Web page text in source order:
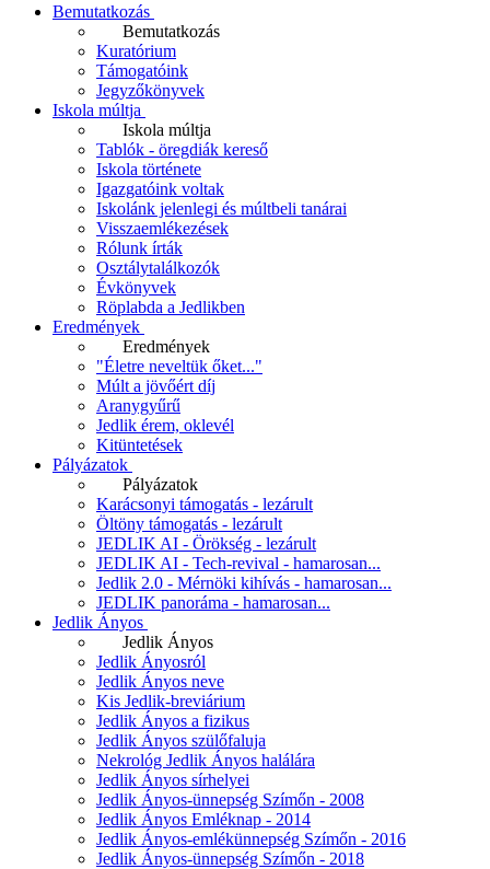
Bemutatkozás
Bemutatkozás
Kuratórium
Támogatóink
Jegyzőkönyvek
Iskola múltja
Iskola múltja
Tablók - öregdiák kereső
Iskola története
Igazgatóink voltak
Iskolánk jelenlegi és múltbeli tanárai
Visszaemlékezések
Rólunk írták
Osztálytalálkozók
Évkönyvek
Röplabda a Jedlikben
Eredmények
Eredmények
"Életre neveltük őket..."
Múlt a jövőért díj
Aranygyűrű
Jedlik érem, oklevél
Kitüntetések
Pályázatok
Pályázatok
Karácsonyi támogatás - lezárult
Öltöny támogatás - lezárult
JEDLIK AI - Örökség - lezárult
JEDLIK AI - Tech-revival - hamarosan...
Jedlik 2.0 - Mérnöki kihívás - hamarosan...
JEDLIK panoráma - hamarosan...
Jedlik Ányos
Jedlik Ányos
Jedlik Ányosról
Jedlik Ányos neve
Kis Jedlik-breviárium
Jedlik Ányos a fizikus
Jedlik Ányos szülőfaluja
Nekrológ Jedlik Ányos halálára
Jedlik Ányos sírhelyei
Jedlik Ányos-ünnepség Szímőn - 2008
Jedlik Ányos Emléknap - 2014
Jedlik Ányos-emlékünnepség Szímőn - 2016
Jedlik Ányos-ünnepség Szímőn - 2018